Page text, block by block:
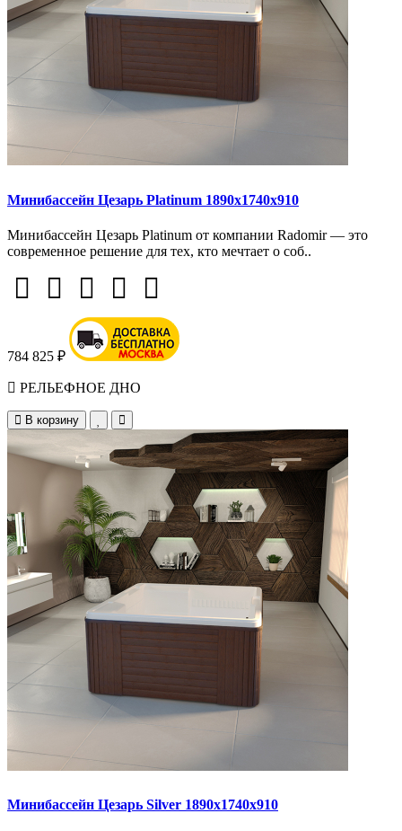
Минибассейн Цезарь Platinum 1890х1740х910
Минибассейн Цезарь Platinum от компании Radomir — это
современное решение для тех, кто мечтает о соб..
784 825 ₽
РЕЛЬЕФНОЕ ДНО
В корзину
Минибассейн Цезарь Silver 1890х1740х910